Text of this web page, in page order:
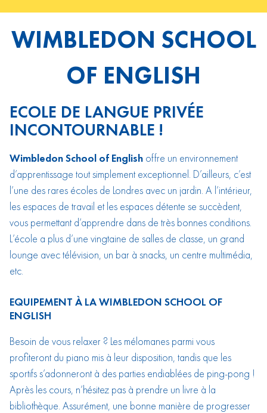
WIMBLEDON SCHOOL
OF ENGLISH
ECOLE DE LANGUE PRIVÉE
INCONTOURNABLE !
Wimbledon School of English offre un environnement
d’apprentissage tout simplement exceptionnel. D’ailleurs, c’est
l’une des rares écoles de Londres avec un jardin. A l’intérieur,
les espaces de travail et les espaces détente se succèdent,
vous permettant d’apprendre dans de très bonnes conditions.
L’école a plus d’une vingtaine de salles de classe, un grand
lounge avec télévision, un bar à snacks, un centre multimédia,
etc.
EQUIPEMENT À LA WIMBLEDON SCHOOL OF
ENGLISH
Besoin de vous relaxer ? Les mélomanes parmi vous
profiteront du piano mis à leur disposition, tandis que les
sportifs s’adonneront à des parties endiablées de ping-pong !
Après les cours, n’hésitez pas à prendre un livre à la
bibliothèque. Assurément, une bonne manière de progresser